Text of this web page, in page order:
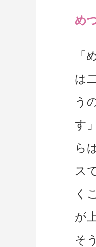
め
「
は
う
す
ら
ス
く
が
そ